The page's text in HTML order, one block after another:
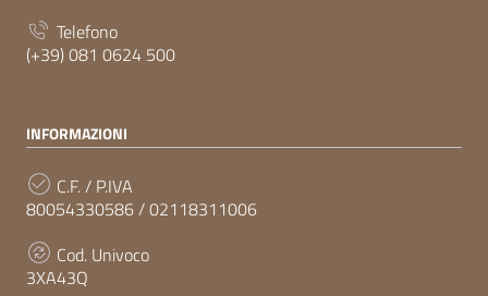
Telefono
(+39) 081 0624 500
INFORMAZIONI
C.F. / P.IVA
80054330586 / 02118311006
Cod. Univoco
3XA43Q